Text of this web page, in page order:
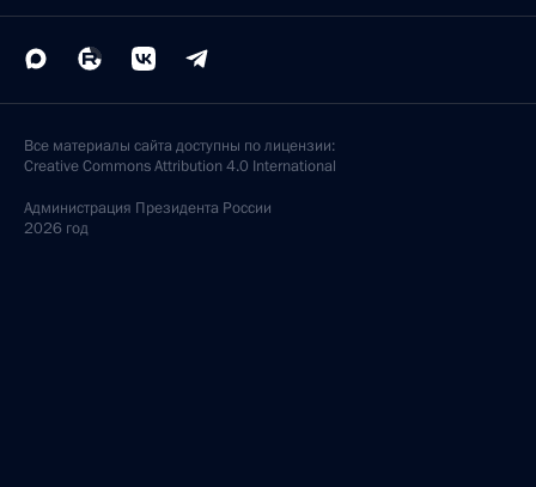
Все материалы сайта доступны по лицензии:
Creative Commons Attribution 4.0 International
Администрация Президента России
2026 год